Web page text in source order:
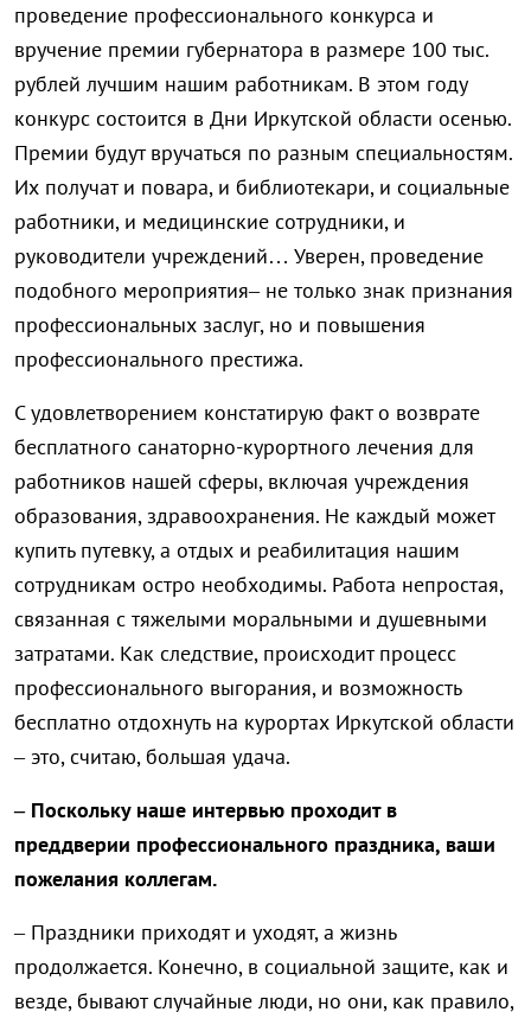
проведение профессионального конкурса и
вручение премии губернатора в размере 100 тыс.
рублей лучшим нашим работникам. В этом году
конкурс состоится в Дни Иркутской области осенью.
Премии будут вручаться по разным специальностям.
Их получат и повара, и библиотекари, и социальные
работники, и медицинские сотрудники, и
руководители учреждений… Уверен, проведение
подобного мероприятия– не только знак признания
профессиональных заслуг, но и повышения
профессионального престижа.
С удовлетворением констатирую факт о возврате
бесплатного санаторно-курортного лечения для
работников нашей сферы, включая учреждения
образования, здравоохранения. Не каждый может
купить путевку, а отдых и реабилитация нашим
сотрудникам остро необходимы. Работа непростая,
связанная с тяжелыми моральными и душевными
затратами. Как следствие, происходит процесс
профессионального выгорания, и возможность
бесплатно отдохнуть на курортах Иркутской области
– это, считаю, большая удача.
– Поскольку наше интервью проходит в
преддверии профессионального праздника, ваши
пожелания коллегам.
– Праздники приходят и уходят, а жизнь
продолжается. Конечно, в социальной защите, как и
везде, бывают случайные люди, но они, как правило,